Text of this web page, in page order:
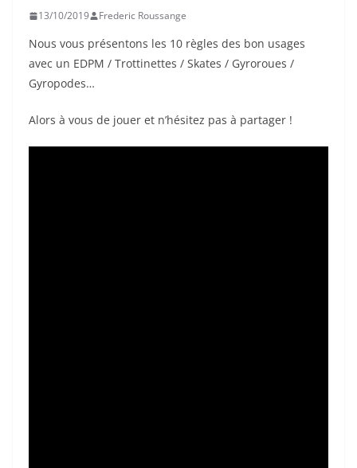
13/10/2019 Frederic Roussange
Nous vous présentons les 10 règles des bon usages
avec un EDPM / Trottinettes / Skates / Gyroroues /
Gyropodes…
Alors à vous de jouer et n’hésitez pas à partager !